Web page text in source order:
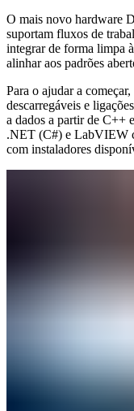
O mais novo hardware
suportam fluxos de
integrar de forma limpa
alinhar aos padrões
Para o ajudar a
descarregáveis e
a dados a partir de C++
.NET (C#) e LabVIEW
com instaladores